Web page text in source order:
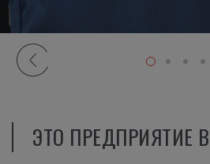
ЭТО ПРЕДПРИЯТИЕ